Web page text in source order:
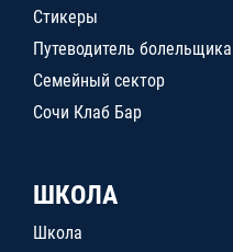
Стикеры
Путеводитель болельщика
Семейный сектор
Сочи Клаб Бар
ШКОЛА
Школа